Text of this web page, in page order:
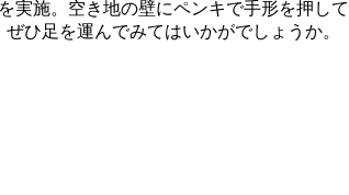
施。空き地の壁にペンキで手形を押し
ひ足を運んでみてはいかがでしょうか。